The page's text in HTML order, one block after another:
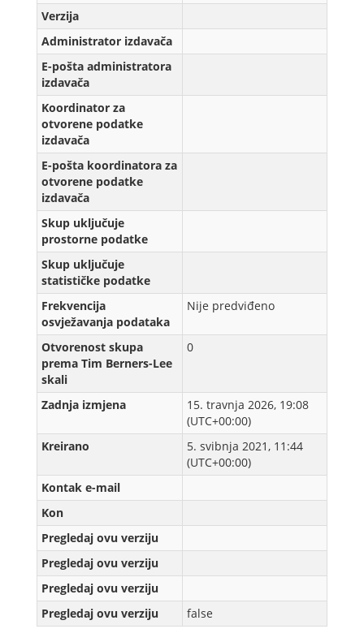
Verzijа
Administrator izdavača
E-pošta administratora
izdavača
Koordinator za
otvorene podatke
izdavača
E-pošta koordinatora za
otvorene podatke
izdavača
Skup uključuje
prostorne podatke
Skup uključuje
statističke podatke
Frekvencija
osvježavanja podataka
Nije predviđeno
Otvorenost skupa
prema Tim Berners-Lee
skali
0
Zadnja izmjena
15. travnja 2026, 19:08
(UTC+00:00)
Kreirаno
5. svibnja 2021, 11:44
(UTC+00:00)
Kontak e-mail
Kon
Pregledaj ovu verziju
Pregledaj ovu verziju
Pregledaj ovu verziju
Pregledaj ovu verziju
false